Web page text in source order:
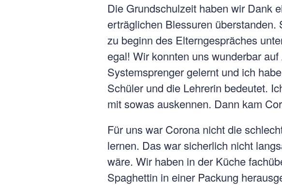
Die Grundschulzeit haben wir Dank
erträglichen Blessuren
zu beginn des Elterngespräches
egal! Wir konnten uns wunderbar
Systemsprenger gelernt und ich
Schüler und die Lehrerin bedeutet.
mit sowas auskennen. Dann kam
Für uns war Corona nicht die
lernen. Das war sicherlich nicht
wäre. Wir haben in der Küche
Spaghettin in einer Packung